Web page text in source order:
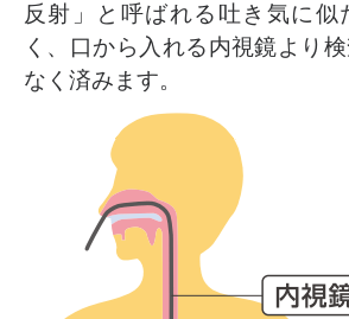
反射」と呼ばれる吐き気に似
く、口から入れる内視鏡より
なく済みます。